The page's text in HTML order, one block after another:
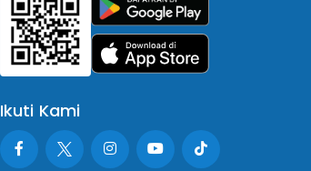
Ikuti Kami